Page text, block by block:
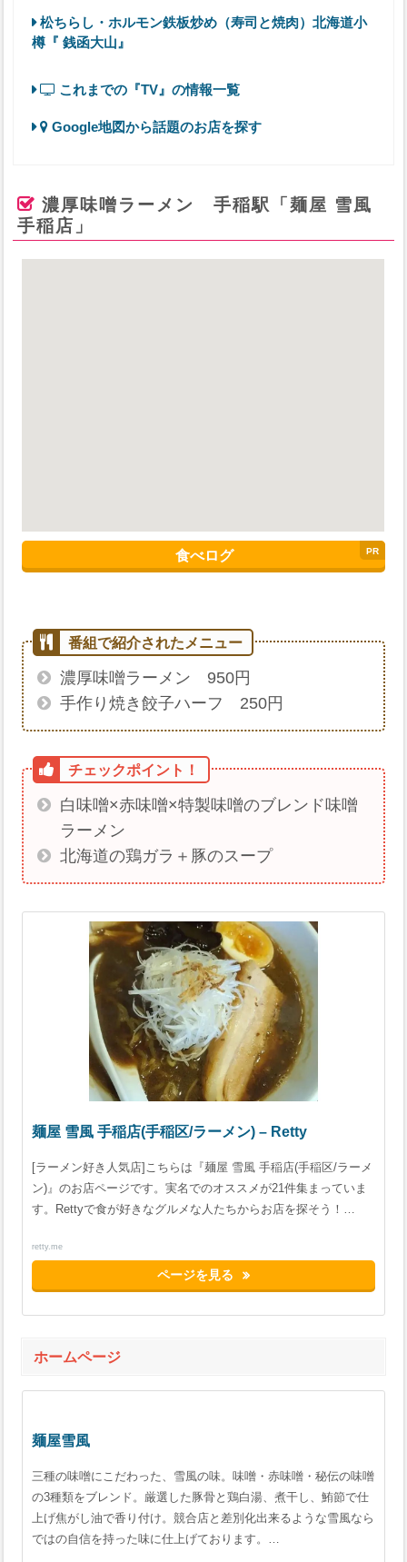
松ちらし・ホルモン鉄板炒め（寿司と焼肉）北海道小
樽『 銭函大山』
これまでの『TV』の情報一覧
Google地図から話題のお店を探す
濃厚味噌ラーメン 手稲駅「麺屋 雪風
手稲店」
食べログ
濃厚味噌ラーメン 950円
手作り焼き餃子ハーフ 250円
白味噌×赤味噌×特製味噌のブレンド味噌
ラーメン
北海道の鶏ガラ＋豚のスープ
麺屋 雪風 手稲店(手稲区/ラーメン) – Retty
[ラーメン好き人気店]こちらは『麺屋 雪風 手稲店(手稲区/ラーメ
ン)』のお店ページです。実名でのオススメが21件集まっていま
す。Rettyで食が好きなグルメな人たちからお店を探そう！…
retty.me
ページを見る
ホームページ
麺屋雪風
三種の味噌にこだわった、雪風の味。味噌・赤味噌・秘伝の味噌
の3種類をブレンド。厳選した豚骨と鶏白湯、煮干し、鮪節で仕
上げ焦がし油で香り付け。競合店と差別化出来るような雪風なら
ではの自信を持った味に仕上げております。…